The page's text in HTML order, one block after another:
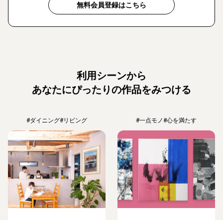
無料会員登録はこちら
利用シーンから
あなたにぴったりの作品をみつける
#ダイニング#リビング #一点モノ#心を満たす